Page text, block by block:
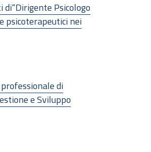
Psicologo
psicoterapeutici nei
di
e Sviluppo